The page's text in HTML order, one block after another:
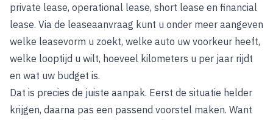
private lease, operational lease, short lease en financial
lease. Via de leaseaanvraag kunt u onder meer aangeven
welke leasevorm u zoekt, welke auto uw voorkeur heeft,
welke looptijd u wilt, hoeveel kilometers u per jaar rijdt
en wat uw budget is.
Dat is precies de juiste aanpak. Eerst de situatie helder
krijgen, daarna pas een passend voorstel maken. Want